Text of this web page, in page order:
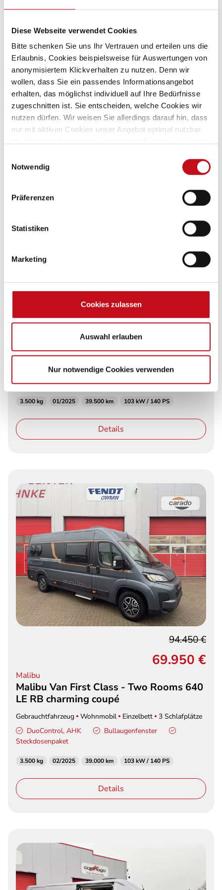
Diese Webseite verwendet Cookies
Bitte schenken Sie uns Ihr Vertrauen und erteilen uns die
Erlaubnis, Cookies beispielsweise für Auswertungen von
anonymisiertem Klickverhalten zu nutzen. Denn wir
wollen, dass Sie ein passendes Informationsangebot
erhalten, das möglichst individuell auf Ihre Bedürfnisse
zugeschnitten ist. Sie entscheiden, welche Cookies wir
nutzen dürfen. Wir weisen Sie allerdings darauf hin, dass
nur mit aktiven Cookies unser Angebot optimal nutzbar
Notwendig
Präferenzen
Statistiken
Marketing
Cookies zulassen
Auswahl erlauben
Nur notwendige Cookies verwenden
3 Schlafplätze
Markise
3.500 kg 01/2025 49.000 km 103 kW / 140 PS
Details
Malibu Van Compact 600 LE
Gebrauchtfahrzeug Wohnmobil Einzelbett 3 Schlafplätze
92.640 €
Alufelgen, heavy!
Navi & Kamera
Längsbetten
3.500 kg 01/2025 39.500 km 103 kW / 140 PS
Details
Malibu
Malibu Van First Class - Two Rooms 640
LE RB charming coupé
Gebrauchtfahrzeug Wohnmobil Einzelbett 3 Schlafplätze
69.950 €
94.450 €
DuoControl, AHK
Bullaugenfenster
Steckdosenpaket
3.500 kg 02/2025 39.000 km 103 kW / 140 PS
Details